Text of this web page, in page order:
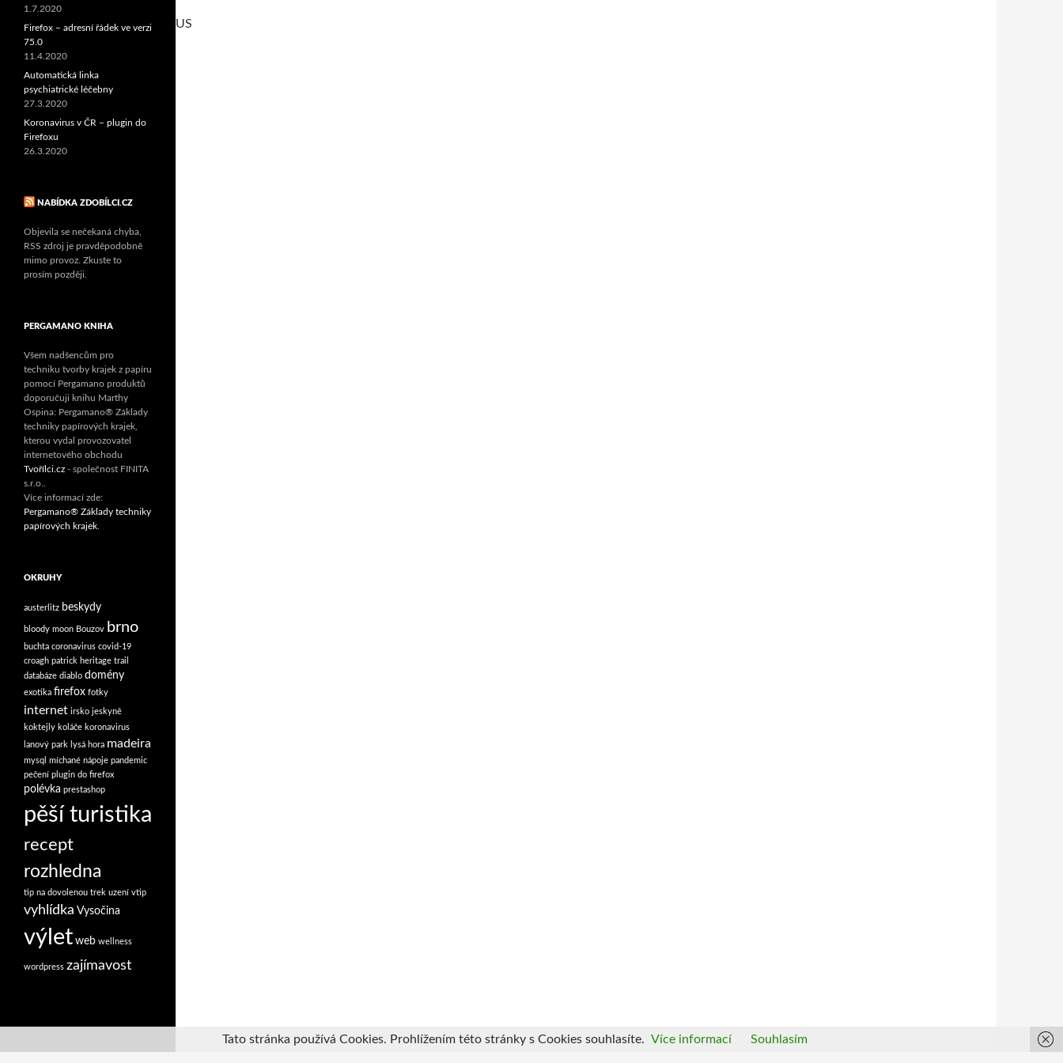
US
1.7.2020
Firefox – adresní řádek ve verzi
75.0
11.4.2020
Automatická linka
psychiatrické léčebny
27.3.2020
Koronavirus v ČR – plugin do
Firefoxu
26.3.2020
NABÍDKA ZDOBÍLCI.CZ
Objevila se nečekaná chyba,
RSS zdroj je pravděpodobně
mimo provoz. Zkuste to
prosím později.
PERGAMANO KNIHA
Všem nadšencům pro
techniku tvorby krajek z papíru
pomocí Pergamano produktů
doporučuji knihu Marthy
Ospina: Pergamano® Základy
techniky papírových krajek,
kterou vydal provozovatel
internetového obchodu
Tvořílci.cz - společnost FINITA
s.r.o..
Více informací zde:
Pergamano® Základy techniky
papírových krajek
OKRUHY
austerlitz beskydy
bloody moon Bouzov brno
buchta coronavirus covid-19
croagh patrick heritage trail
databáze diablo domény
exotika firefox fotky
internet irsko jeskyně
koktejly koláče koronavirus
lanový park
lysá hora madeira
mysql míchané nápoje pandemic
pečení plugin do firefox
polévka prestashop
pěší turistika
recept
rozhledna
tip na dovolenou trek uzení vtip
vyhlídka Vysočina
výlet web wellness
wordpress zajímavost
Tato stránka používá Cookies. Prohlížením této stránky s Cookies souhlasíte. Více informací Souhlasím